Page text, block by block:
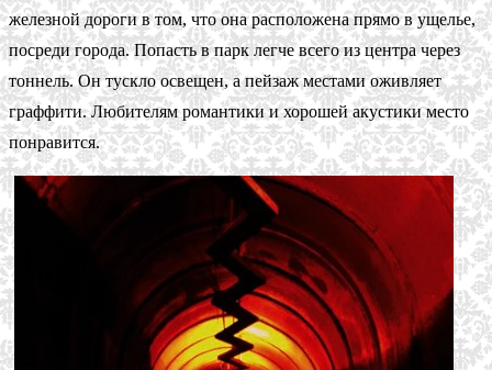
железной дороги в том, что она расположена прямо в ущелье,
посреди города. Попасть в парк легче всего из центра через
тоннель. Он тускло освещен, а пейзаж местами оживляет
граффити. Любителям романтики и хорошей акустики место
понравится.